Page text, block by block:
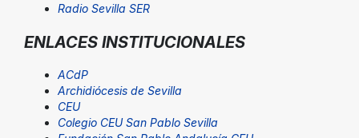
Radio Sevilla SER
ENLACES INSTITUCIONALES
ACdP
Archidiócesis de Sevilla
CEU
Colegio CEU San Pablo Sevilla